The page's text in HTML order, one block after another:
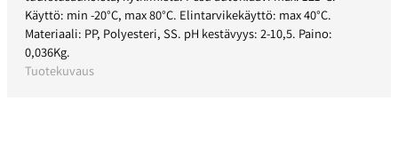
Käyttö: min -20°C, max 80°C. Elintarvikekäyttö: max 40°C.
Materiaali: PP, Polyesteri, SS. pH kestävyys: 2-10,5. Paino:
0,036Kg.
Tuotekuvaus